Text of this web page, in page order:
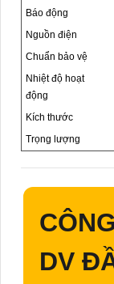
Báo động
Nguồn điện
Chuẩn bảo vệ
Nhiệt độ hoạt
động
Kích thước
Trọng lượng
DV